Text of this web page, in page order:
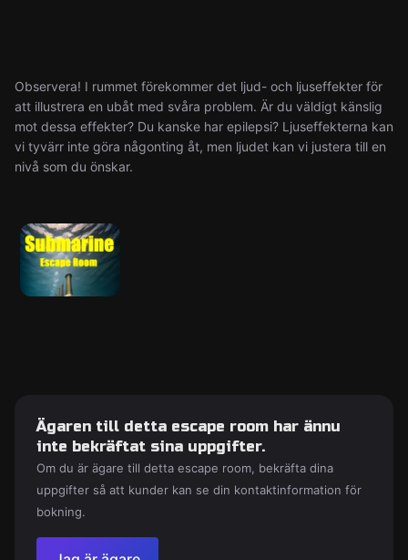
Observera! I rummet förekommer det ljud- och ljuseffekter för
att illustrera en ubåt med svåra problem. Är du väldigt känslig
mot dessa effekter? Du kanske har epilepsi? Ljuseffekterna kan
vi tyvärr inte göra någonting åt, men ljudet kan vi justera till en
nivå som du önskar.
Ägaren till detta escape room har ännu
inte bekräftat sina uppgifter.
Om du är ägare till detta escape room, bekräfta dina
uppgifter så att kunder kan se din kontaktinformation för
bokning.